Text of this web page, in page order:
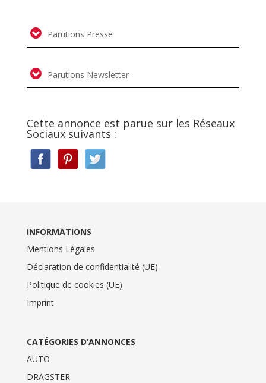
Parutions Presse
Parutions Newsletter
Cette annonce est parue sur les Réseaux
Sociaux suivants :
INFORMATIONS
Mentions Légales
Déclaration de confidentialité (UE)
Politique de cookies (UE)
Imprint
CATÉGORIES D’ANNONCES
AUTO
DRAGSTER